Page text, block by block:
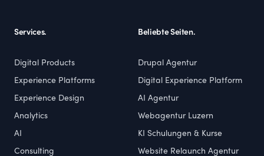
Services.
Digital Products
Experience Platforms
Experience Design
Analytics
AI
Consulting
Beliebte Seiten.
Drupal Agentur
Digital Experience Platform
AI Agentur
Webagentur Luzern
KI Schulungen & Kurse
Website Relaunch Agentur